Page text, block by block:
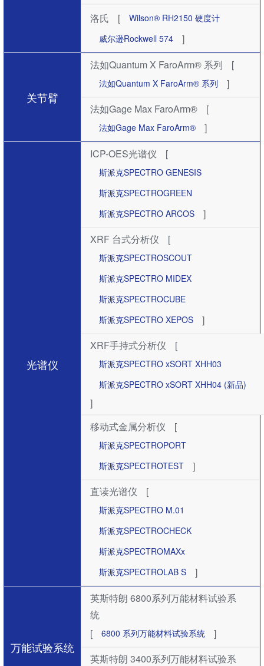
洛氏 [
Wilson® RH2150 硬度计
威尔逊Rockwell 574
]
关节臂
法如Quantum X FaroArm® 系列 [
法如Quantum X FaroArm® 系列
]
法如Gage Max FaroArm®
[
法如Gage Max FaroArm® ]
光谱仪
ICP-OES光谱仪 [
斯派克SPECTRO GENESIS
斯派克SPECTROGREEN
斯派克SPECTRO ARCOS
]
XRF 台式分析仪
[
斯派克SPECTROSCOUT
斯派克SPECTRO MIDEX
斯派克SPECTROCUBE
斯派克SPECTRO XEPOS
]
XRF手持式分析仪
[
斯派克SPECTRO xSORT XHH03
斯派克SPECTRO xSORT XHH04 (新品)
]
移动式金属分析仪
[
斯派克SPECTROPORT
斯派克SPECTROTEST
]
直读光谱仪
[
斯派克SPECTRO M.01
斯派克SPECTROCHECK
斯派克SPECTROMAXx
斯派克SPECTROLAB S
]
万能试验系统
英斯特朗 6800系列万能材料试验系
统
[
6800 系列万能材料试验系统
]
英斯特朗 3400系列万能材料试验系